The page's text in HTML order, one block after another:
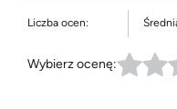
Liczba ocen:
Wybierz ocenę: